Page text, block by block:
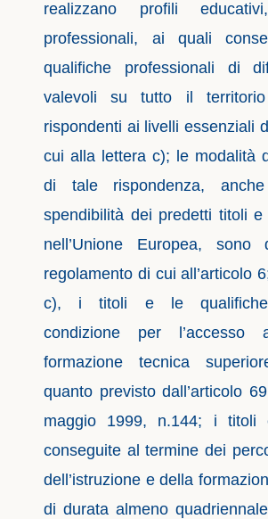
realizzano profili
professionali, ai quali
qualifiche professionali di
valevoli su tutto il
rispondenti ai livelli essenziali
cui alla lettera c); le modalità
di tale rispondenza,
spendibilità dei predetti titoli
nell’Unione Europea,
regolamento di cui all’articolo
c), i titoli e le qualifiche
condizione per l’accesso
formazione tecnica
quanto previsto dall’articolo
maggio 1999, n.144; i titoli
conseguite al termine dei
dell’istruzione e della
di durata almeno